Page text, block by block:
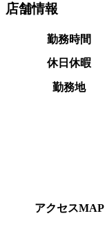
店舗情報
勤務時間
休日休暇
勤務地
アクセスMAP